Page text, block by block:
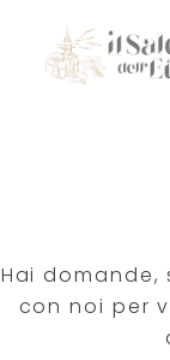
Hai
con noi per